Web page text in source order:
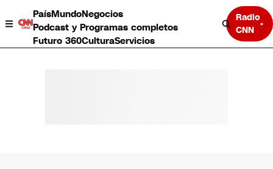
PaísMundoNegocios
Podcast y Programas completos
Futuro 360CulturaServicios
Radio
CNN